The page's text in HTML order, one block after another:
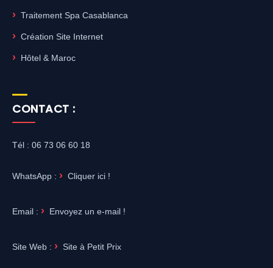
Traitement Spa Casablanca
Création Site Internet
Hôtel & Maroc
CONTACT :
Tél : 06 73 06 60 18
WhatsApp : Cliquer ici !
Email : Envoyez un e-mail !
Site Web : Site à Petit Prix